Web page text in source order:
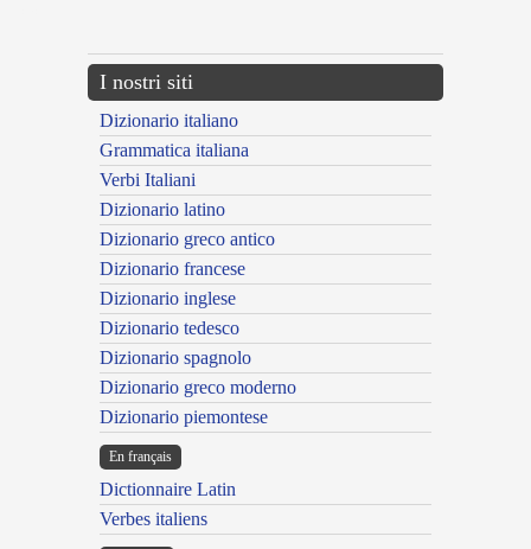
I nostri siti
Dizionario italiano
Grammatica italiana
Verbi Italiani
Dizionario latino
Dizionario greco antico
Dizionario francese
Dizionario inglese
Dizionario tedesco
Dizionario spagnolo
Dizionario greco moderno
Dizionario piemontese
En français
Dictionnaire Latin
Verbes italiens